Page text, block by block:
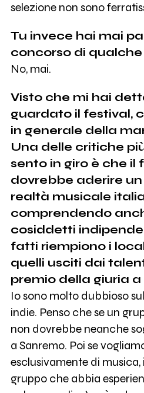
selezione non sono
Tu invece hai mai
concorso di
No, mai.
Visto che mi hai
guardato il festival,
in generale della
Una delle critiche
sento in giro è che il
dovrebbe aderire un
realtà musicale
comprendendo
cosiddetti
fatti riempiono i
quelli usciti dai
premio della giuria a
Io sono molto dubbioso
indie. Penso che se un
non dovrebbe neanche
a Sanremo. Poi se
esclusivamente di musica,
gruppo che abbia